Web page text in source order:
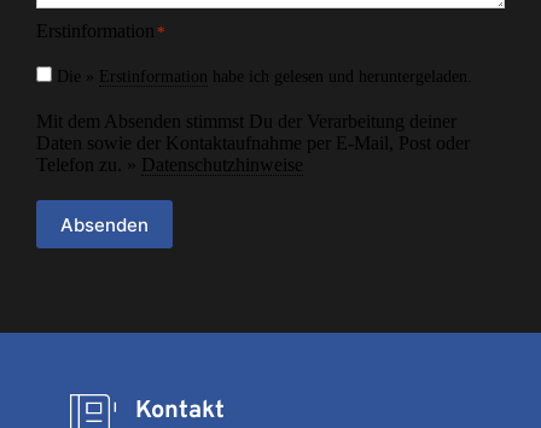
Erstinformation *
Die » Erstinformation habe ich gelesen und heruntergeladen.
Mit dem Absenden stimmst Du der Verarbeitung deiner
Daten sowie der Kontaktaufnahme per E-Mail, Post oder
Telefon zu. » Datenschutzhinweise
Absenden
Kontakt